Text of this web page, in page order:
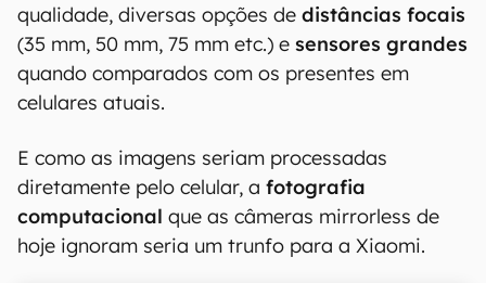
qualidade, diversas opções de distâncias focais
(35 mm, 50 mm, 75 mm etc.) e sensores grandes
quando comparados com os presentes em
celulares atuais.
E como as imagens seriam processadas
diretamente pelo celular, a fotografia
computacional que as câmeras mirrorless de
hoje ignoram seria um trunfo para a Xiaomi.